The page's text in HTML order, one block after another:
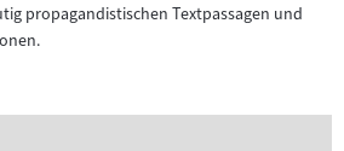
propagandistischen Textpassagen und